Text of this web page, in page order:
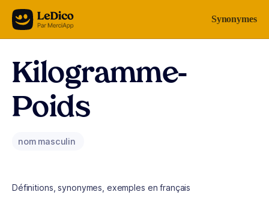
Aller au contenu Synonymes
Kilogramme-
Poids
nom masculin
Définitions, synonymes, exemples en français